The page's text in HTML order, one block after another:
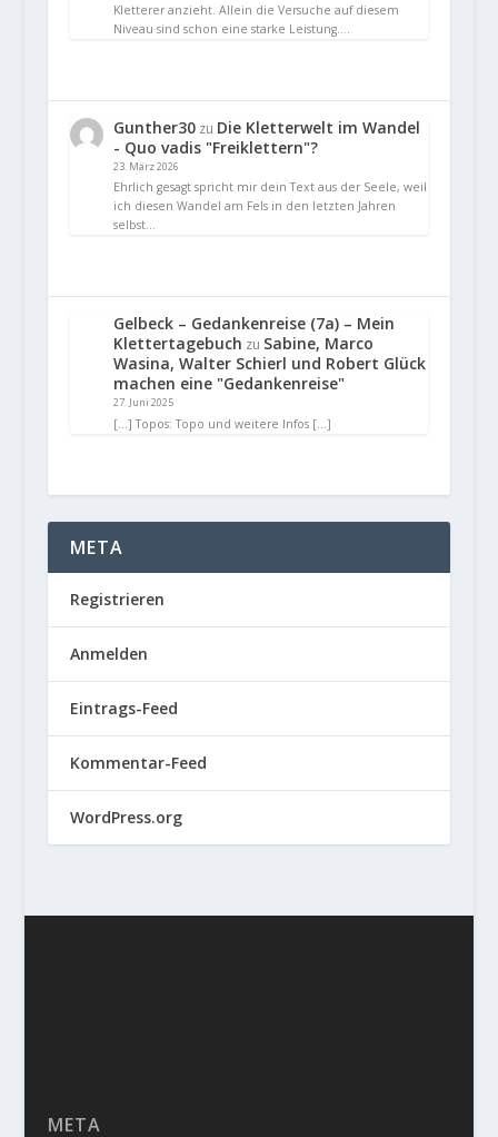
Kletterer anzieht. Allein die Versuche auf diesem
Niveau sind schon eine starke Leistung.…
Gunther30zu Die Kletterwelt im Wandel
- Quo vadis "Freiklettern"?
23. März 2026
Ehrlich gesagt spricht mir dein Text aus der Seele, weil
ich diesen Wandel am Fels in den letzten Jahren
selbst…
Gelbeck – Gedankenreise (7a) – Mein
Klettertagebuch zu Sabine, Marco
Wasina, Walter Schierl und Robert Glück
machen eine "Gedankenreise"
27. Juni 2025
[…] Topos: Topo und weitere Infos […]
META
Registrieren
Anmelden
Eintrags-Feed
Kommentar-Feed
WordPress.org
META